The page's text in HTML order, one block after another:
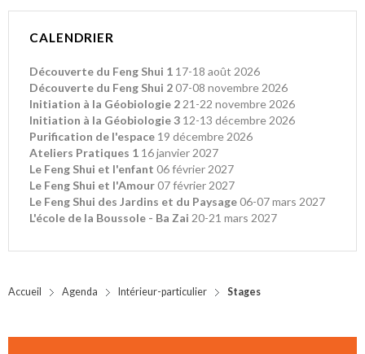
CALENDRIER
Découverte du Feng Shui 1 17-18 août 2026
Découverte du Feng Shui 207-08 novembre 2026
Initiation à la Géobiologie 2 21-22 novembre 2026
Initiation à la Géobiologie 3 12-13 décembre 2026
Purification de l'espace 19 décembre 2026
Ateliers Pratiques 1 16 janvier 2027
Le Feng Shui et l'enfant 06 février 2027
Le Feng Shui et l'Amour07 février 2027
Le Feng Shui des Jardins et du Paysage06-07 mars 2027
L'école de la Boussole - Ba Zai 20-21 mars 2027
Accueil Agenda Intérieur-particulier Stages